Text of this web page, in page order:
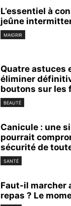
L’essentiel à
jeûne
MAIGRIR
Quatre astuces
éliminer
boutons sur les
BEAUTÉ
Canicule : une
pourrait
sécurité de
SANTÉ
Faut-il marcher
repas ? Le